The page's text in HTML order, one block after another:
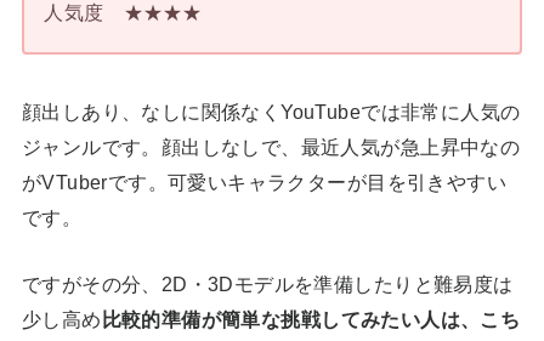
人気度 ★★★★
顔出しあり、なしに関係なくYouTubeでは非常に人気の
ジャンルです。顔出しなしで、最近人気が急上昇中なの
がVTuberです。可愛いキャラクターが目を引きやすい
です。
ですがその分、2D・3Dモデルを準備したりと難易度は
少し高め 比較的準備が簡単な挑戦してみたい人は、こち